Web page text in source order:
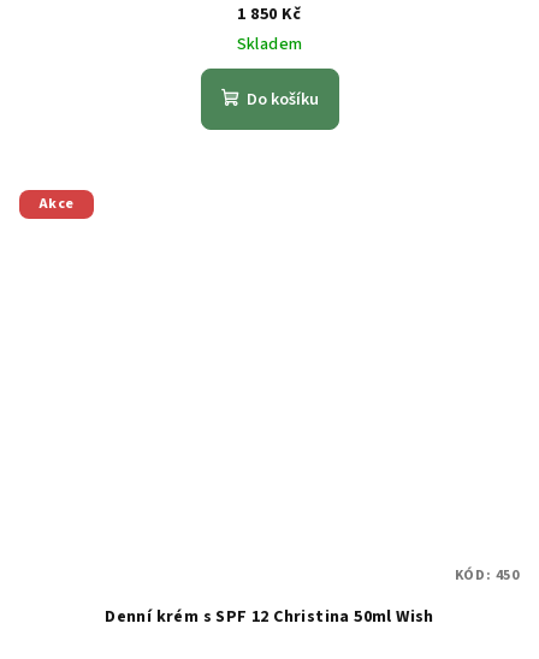
1 850 Kč
Skladem
Do košíku
Akce
Denní krém s SPF 12 Christina 50ml Wish
KÓD: 450